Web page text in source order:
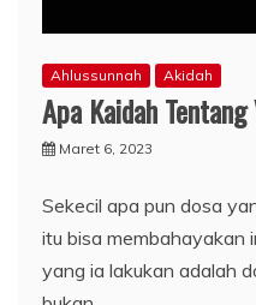
Ahlussunnah Akidah
Apa Kaidah
Maret 6, 2023
Sekecil apa pun dosa
itu bisa membahayakan
yang ia lakukan adalah